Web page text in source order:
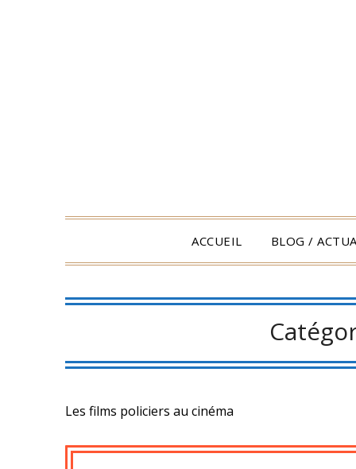
ACCUEIL BLOG /
Les films policiers au cinéma